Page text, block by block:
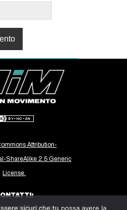
Attribution-
ShareAlike 2.5 Generic
License.
sicuri che tu possa avere la